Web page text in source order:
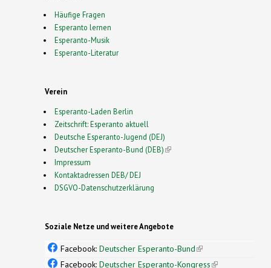
Häufige Fragen
Esperanto lernen
Esperanto-Musik
Esperanto-Literatur
Verein
Esperanto-Laden Berlin
Zeitschrift: Esperanto aktuell
Deutsche Esperanto-Jugend (DEJ)
Deutscher Esperanto-Bund (DEB)(link is external)
Impressum
Kontaktadressen DEB/ DEJ
DSGVO-Datenschutzerklärung
Soziale Netze und weitere Angebote
Facebook: Deutscher Esperanto-Bund(link is
external)
Facebook: Deutscher Esperanto-Kongress(link is